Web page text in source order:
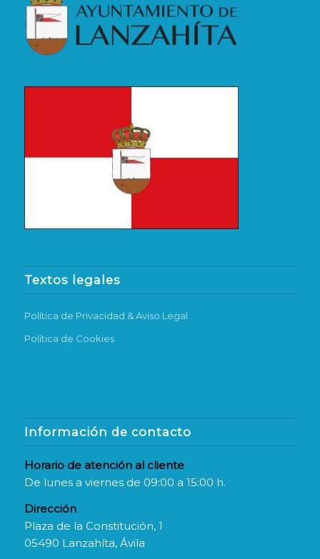
Textos legales
Política de Privacidad & Aviso Legal
Política de Cookies
Información de contacto
Horario de atención al cliente
De lunes a viernes de 09:00 a 15:00 h.
Dirección
Plaza de la Constitución, 1
05490 Lanzahíta, Ávila